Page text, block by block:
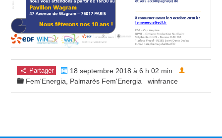
Partager
18 septembre 2018 à 6 h 02 min
Fem'Energia
Palmarès Fem'Energia winfrance